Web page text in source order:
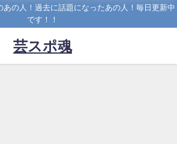
あの人！過去に話題になったあの人！毎日更新中
です！！
芸スポ魂